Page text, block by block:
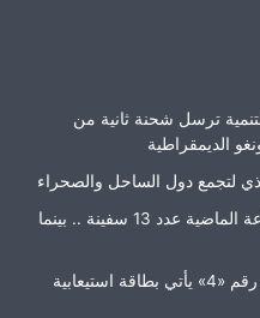
ترسل شحنة ثانية من
الديمقراطية
لتجمع دول الساحل والصحراء
ميناء_دمياط استقبل خلال الـ 24 ساعة الماضية عدد 13 سفينة .. بينما
وزير الطيران: مشروع مبني الركاب رقم «4» يأتي بطاقة استيعابية